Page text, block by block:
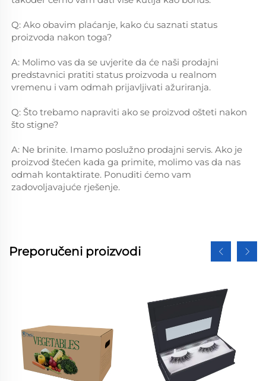
Q: Ako obavim plaćanje, kako ću saznati status
proizvoda nakon toga?
A: Molimo vas da se uvjerite da će naši prodajni
predstavnici pratiti status proizvoda u realnom
vremenu i vam odmah prijavljivati ažuriranja.
Q: Što trebamo napraviti ako se proizvod ošteti nakon
što stigne?
A: Ne brinite. Imamo poslužno prodajni servis. Ako je
proizvod štećen kada ga primite, molimo vas da nas
odmah kontaktirate. Ponuditi ćemo vam
zadovoljavajuće rješenje.
Preporučeni proizvodi